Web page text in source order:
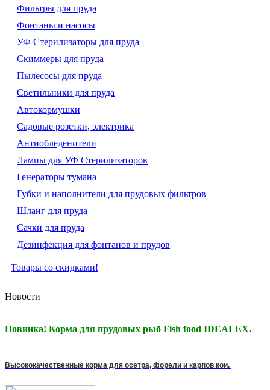
Фильтры для пруда
Фонтаны и насосы
УФ Стерилизаторы для пруда
Скиммеры для пруда
Пылесосы для пруда
Светильники для пруда
Автокормушки
Садовые розетки, электрика
Антиобледенители
Лампы для УФ Стерилизаторов
Генераторы тумана
Губки и наполнители для прудовых фильтров
Шланг для пруда
Сачки для пруда
Дезинфекция для фонтанов и прудов
Товары со скидками!
Новости
Новинка! Корма для прудовых рыб Fish food IDEALEX.
Высококачественные корма для осетра, форели и карпов кои.